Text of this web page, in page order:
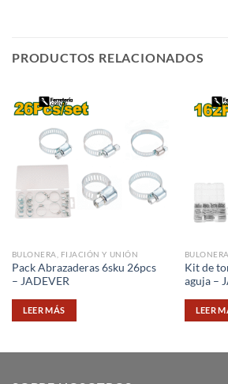
PRODUCTOS RELACIONADOS
BULONERA, FIJACIÓN Y UNIÓN
Pack Abrazaderas 6sku 26pcs
– JADEVER
LEER MÁS
Kit de
aguja –
LEER